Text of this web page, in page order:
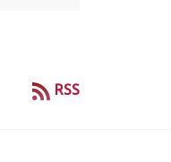
RSS